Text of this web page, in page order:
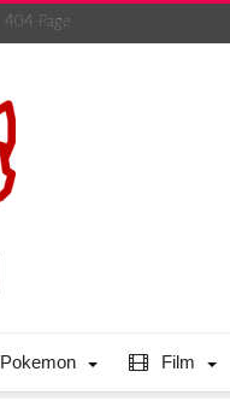
404 Page
Pokemon Film